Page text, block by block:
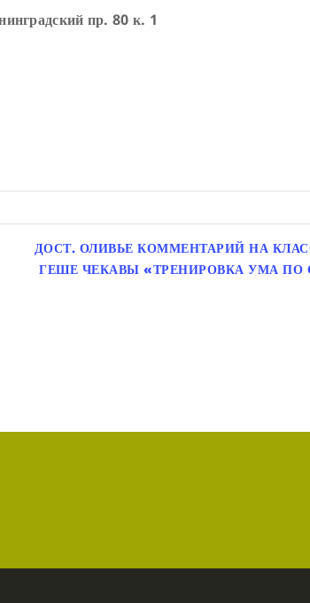
пр. 80 к. 1
ДОСТ. ОЛИВЬЕ КОММЕНТАРИЙ НА
ГЕШЕ ЧЕКАВЫ «ТРЕНИРОВКА УМА ПО